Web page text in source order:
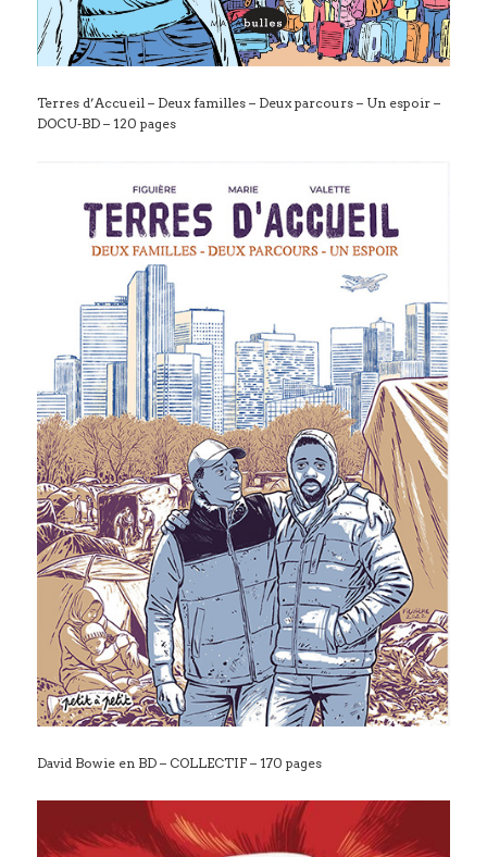
Terres d’Accueil – Deux familles – Deux parcours – Un espoir –
DOCU-BD – 120 pages
David Bowie en BD – COLLECTIF – 170 pages